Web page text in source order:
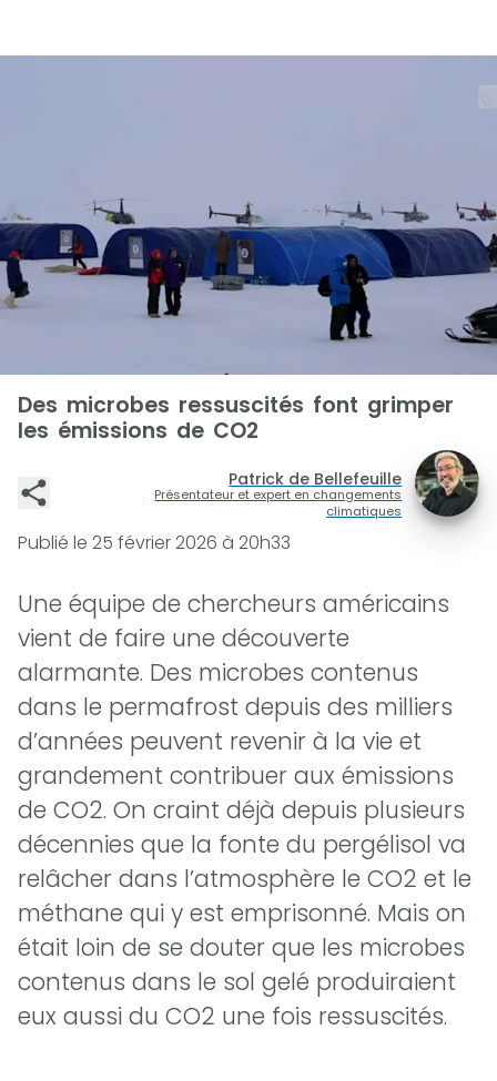
Des microbes ressuscités font grimper
les émissions de CO2
Patrick de Bellefeuille
Présentateur et expert en changements
climatiques
Publié le 25 février 2026 à 20h33
Une équipe de chercheurs américains
vient de faire une découverte
alarmante. Des microbes contenus
dans le permafrost depuis des milliers
d’années peuvent revenir à la vie et
grandement contribuer aux émissions
de CO2. On craint déjà depuis plusieurs
décennies que la fonte du pergélisol va
relâcher dans l’atmosphère le CO2 et le
méthane qui y est emprisonné. Mais on
était loin de se douter que les microbes
contenus dans le sol gelé produiraient
eux aussi du CO2 une fois ressuscités.